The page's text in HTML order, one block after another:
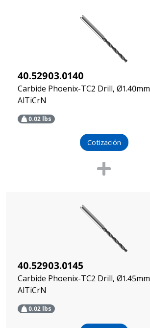
40.52903.0140
Carbide Phoenix-TC2 Drill,
AlTiCrN
0.02 lbs
Cotización
40.52903.0145
Carbide Phoenix-TC2 Drill,
AlTiCrN
0.02 lbs